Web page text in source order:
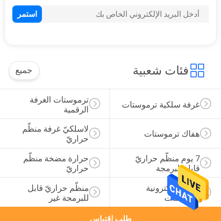
61
الغاز سخان ترموستات
فئات شعبية جميع
ترموستات الغرفة
الرقمية
غرفة سلكية ترموستات
لاسلكيّ غرفة منظّم
حراريّ
هفاك ترموستات
حرارة مضخة منظّم
حراريّ
7 يوم منظّم حراريّ
قابل للبرمجة
منظّم حراريّ قابل
للبرمجة غير
غرفة الالكترونية
ترموستات
طلب اقتباس